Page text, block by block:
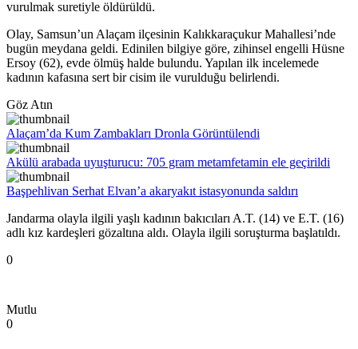
vurulmak suretiyle öldürüldü.
Olay, Samsun’un Alaçam ilçesinin Kalıkkaraçukur Mahallesi’nde
bugün meydana geldi. Edinilen bilgiye göre, zihinsel engelli Hüsne
Ersoy (62), evde ölmüş halde bulundu. Yapılan ilk incelemede
kadının kafasına sert bir cisim ile vurulduğu belirlendi.
Göz Atın
Alaçam’da Kum Zambakları Dronla Görüntülendi
Akülü arabada uyuşturucu: 705 gram metamfetamin ele geçirildi
Başpehlivan Serhat Elvan’a akaryakıt istasyonunda saldırı
Jandarma olayla ilgili yaşlı kadının bakıcıları A.T. (14) ve E.T. (16)
adlı kız kardeşleri gözaltına aldı. Olayla ilgili soruşturma başlatıldı.
0
Mutlu
0